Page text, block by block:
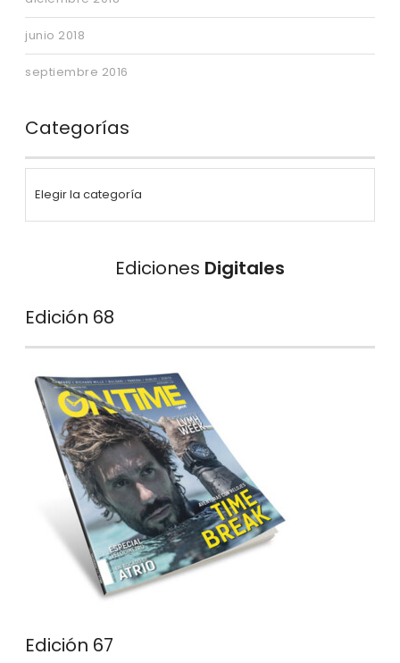
junio 2018
septiembre 2016
Categorías
Ediciones Digitales
Edición 68
Edición 67